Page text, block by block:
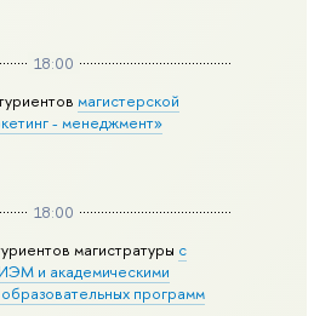
18:00
магистерской
- менеджмент»
18:00
магистратуры с
и академическими
программ